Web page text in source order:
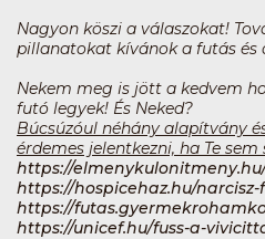
Nagyon köszi a válaszokat!
pillanatokat kívánok a futás és
Nekem meg is jött a kedvem
futó legyek! És Neked?
Búcsúzóul néhány alapítvány
érdemes jelentkezni, ha Te
https://
https://hospicehaz.hu/
https://
https://unicef.hu/fuss-a-